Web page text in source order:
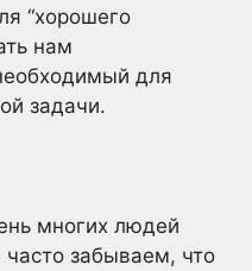
“хорошего
нам
для
задачи.
многих людей
забываем, что